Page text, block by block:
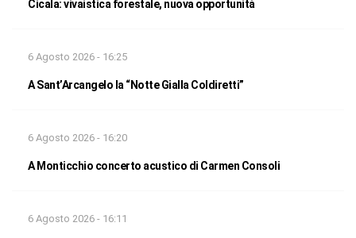
Cicala: vivaistica forestale, nuova opportunità
6 Agosto 2026 - 16:25
A Sant’Arcangelo la “Notte Gialla Coldiretti”
6 Agosto 2026 - 16:20
A Monticchio concerto acustico di Carmen Consoli
6 Agosto 2026 - 16:11